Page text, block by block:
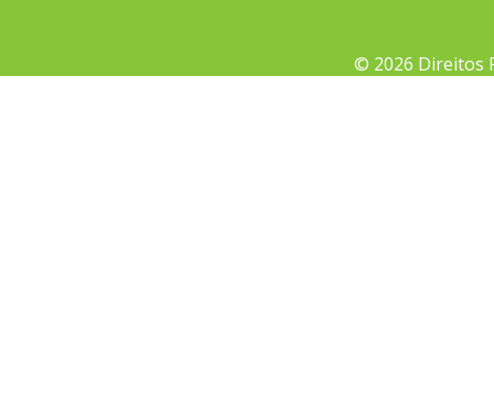
© 2026 Direitos